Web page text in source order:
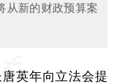
从新的财政预算案
英年向立法会提